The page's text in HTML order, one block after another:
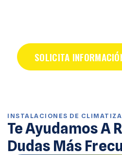
SOLICITA
INSTALACIONES DE
Te Ayudamos A
Dudas Más